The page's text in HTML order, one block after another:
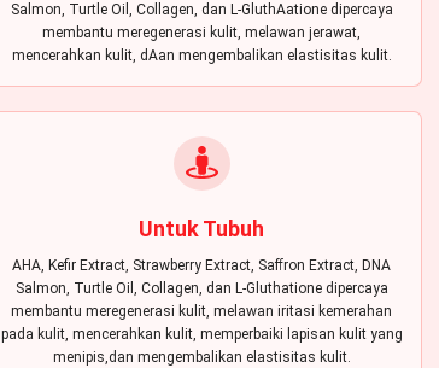
Salmon, Turtle Oil, Collagen, dan L-GluthAatione dipercaya
membantu meregenerasi kulit, melawan jerawat,
mencerahkan kulit, dAan mengembalikan elastisitas kulit.
Untuk Tubuh
AHA, Keﬁr Extract, Strawberry Extract, Saﬀron Extract, DNA
Salmon, Turtle Oil, Collagen, dan L-Gluthatione dipercaya
membantu meregenerasi kulit, melawan iritasi kemerahan
pada kulit, mencerahkan kulit, memperbaiki lapisan kulit yang
menipis,dan mengembalikan elastisitas kulit.